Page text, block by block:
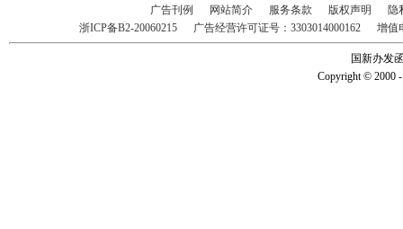
广告刊例 网站简介 服务条款 版权声明
隐
浙ICP备B2-20060215
广告经营许可证号：3303014000162 增值
国新办发
Copyright © 2000 -